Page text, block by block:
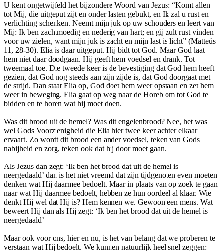
U kent ongetwijfeld het bijzondere Woord van Jezus: “Komt allen
tot Mij, die uitgeput zijt en onder lasten gebukt, en Ik zal u rust en
verlichting schenken. Neemt mijn juk op uw schouders en leert van
Mij: Ik ben zachtmoedig en nederig van hart; en gij zult rust vinden
voor uw zielen, want mijn juk is zacht en mijn last is licht” (Matteüs
11, 28-30). Elia is daar uitgeput. Hij bidt tot God. Maar God laat
hem niet daar doodgaan. Hij geeft hem voedsel en drank. Tot
tweemaal toe. Die tweede keer is de bevestiging dat God hem heeft
gezien, dat God nog steeds aan zijn zijde is, dat God doorgaat met
de strijd. Dan staat Elia op, God doet hem weer opstaan en zet hem
weer in beweging. Elia gaat op weg naar de Horeb om tot God te
bidden en te horen wat hij moet doen.
Was dit brood uit de hemel? Was dit engelenbrood? Nee, het was
wel Gods Voorzienigheid die Elia hier twee keer achter elkaar
ervaart. Zo wordt dit brood een ander voedsel, teken van Gods
nabijheid en zorg, teken ook dat hij door moet gaan.
Als Jezus dan zegt: ‘Ik ben het brood dat uit de hemel is
neergedaald’ dan is het niet vreemd dat zijn tijdgenoten even moeten
denken wat Hij daarmee bedoelt. Maar in plaats van op zoek te gaan
naar wat Hij daarmee bedoelt, hebben ze hun oordeel al klaar. Wie
denkt Hij wel dat Hij is? Hem kennen we. Gewoon een mens. Wat
beweert Hij dan als Hij zegt: ‘Ik ben het brood dat uit de hemel is
neergedaald’
Maar ook voor ons, hier en nu, is het van belang dat we proberen te
verstaan wat Hij bedoelt. We kunnen natuurlijk heel snel zeggen: